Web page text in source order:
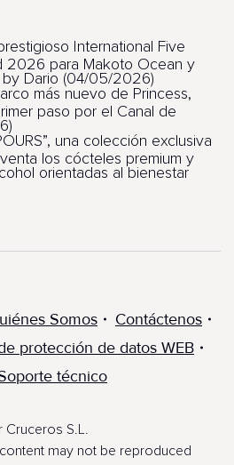
International Five
2026 para Makoto Ocean y
by Dario (04/05/2026)
más nuevo de Princess,
paso por el Canal de
una colección exclusiva
los cócteles premium y
orientadas al bienestar
Somos
Contáctenos
protección de datos WEB
técnico
S.L.
may not be reproduced